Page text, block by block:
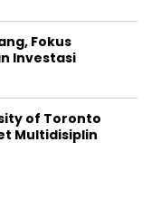
Fokus
Investasi
of Toronto
Multidisiplin